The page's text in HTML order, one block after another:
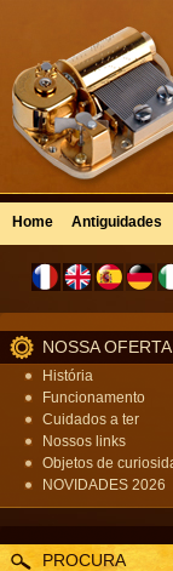
Home Antiguidades
NOSSA OFERTA
História
Funcionamento
Cuidados a ter
Nossos links
Objetos de
NOVIDADES 2026
PROCURA